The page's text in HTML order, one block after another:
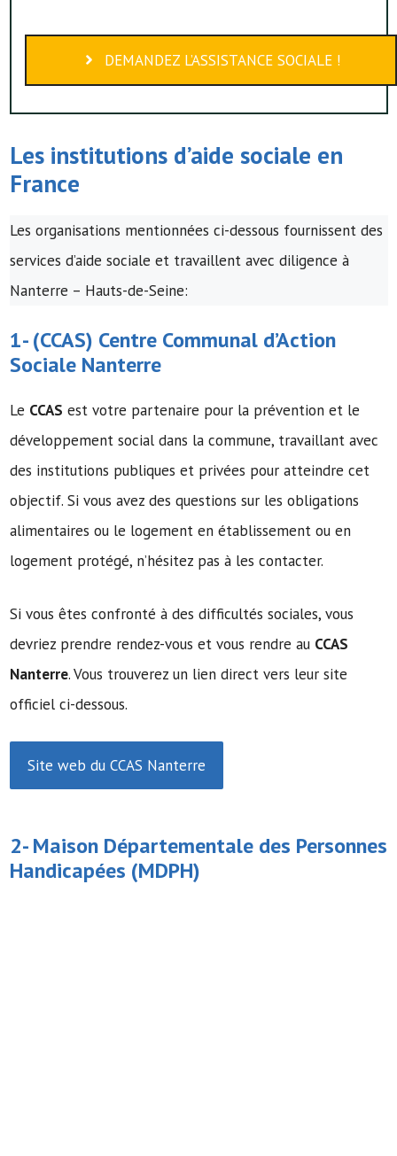
DEMANDEZ L’ASSISTANCE SOCIALE !
Les institutions d’aide sociale en
France
Les organisations mentionnées ci-dessous fournissent des
services d’aide sociale et travaillent avec diligence à
Nanterre – Hauts-de-Seine:
1- (CCAS) Centre Communal d’Action
Sociale Nanterre
Le CCAS est votre partenaire pour la prévention et le
développement social dans la commune, travaillant avec
des institutions publiques et privées pour atteindre cet
objectif. Si vous avez des questions sur les obligations
alimentaires ou le logement en établissement ou en
logement protégé, n’hésitez pas à les contacter.
Si vous êtes confronté à des difficultés sociales, vous
devriez prendre rendez-vous et vous rendre au CCAS
Nanterre. Vous trouverez un lien direct vers leur site
officiel ci-dessous.
Site web du CCAS Nanterre
2-Maison Départementale des Personnes
Handicapées (MDPH)